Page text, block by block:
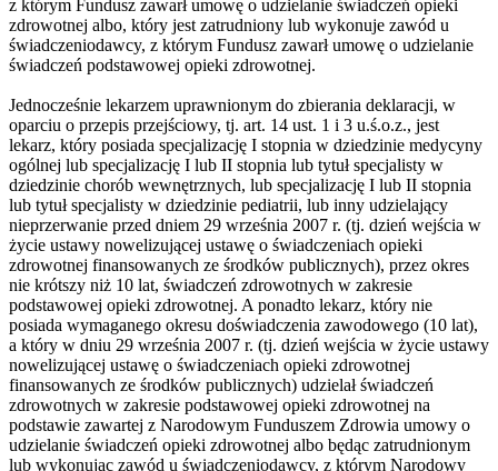
z którym Fundusz zawarł umowę o udzielanie świadczeń opieki
zdrowotnej albo, który jest zatrudniony lub wykonuje zawód u
świadczeniodawcy, z którym Fundusz zawarł umowę o udzielanie
świadczeń podstawowej opieki zdrowotnej.
Jednocześnie lekarzem uprawnionym do zbierania deklaracji, w
oparciu o przepis przejściowy, tj. art. 14 ust. 1 i 3 u.ś.o.z., jest
lekarz, który posiada specjalizację I stopnia w dziedzinie medycyny
ogólnej lub specjalizację I lub II stopnia lub tytuł specjalisty w
dziedzinie chorób wewnętrznych, lub specjalizację I lub II stopnia
lub tytuł specjalisty w dziedzinie pediatrii, lub inny udzielający
nieprzerwanie przed dniem 29 września 2007 r. (tj. dzień wejścia w
życie ustawy nowelizującej ustawę o świadczeniach opieki
zdrowotnej finansowanych ze środków publicznych), przez okres
nie krótszy niż 10 lat, świadczeń zdrowotnych w zakresie
podstawowej opieki zdrowotnej. A ponadto lekarz, który nie
posiada wymaganego okresu doświadczenia zawodowego (10 lat),
a który w dniu 29 września 2007 r. (tj. dzień wejścia w życie ustawy
nowelizującej ustawę o świadczeniach opieki zdrowotnej
finansowanych ze środków publicznych) udzielał świadczeń
zdrowotnych w zakresie podstawowej opieki zdrowotnej na
podstawie zawartej z Narodowym Funduszem Zdrowia umowy o
udzielanie świadczeń opieki zdrowotnej albo będąc zatrudnionym
lub wykonując zawód u świadczeniodawcy, z którym Narodowy